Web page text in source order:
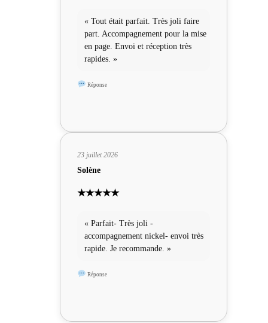
« Tout était parfait. Très joli faire
part. Accompagnement pour la mise
en page. Envoi et réception très
rapides. »
Réponse
23 juillet 2026
Solène
★★★★★
« Parfait- Très joli -
accompagnement nickel- envoi très
rapide. Je recommande. »
Réponse